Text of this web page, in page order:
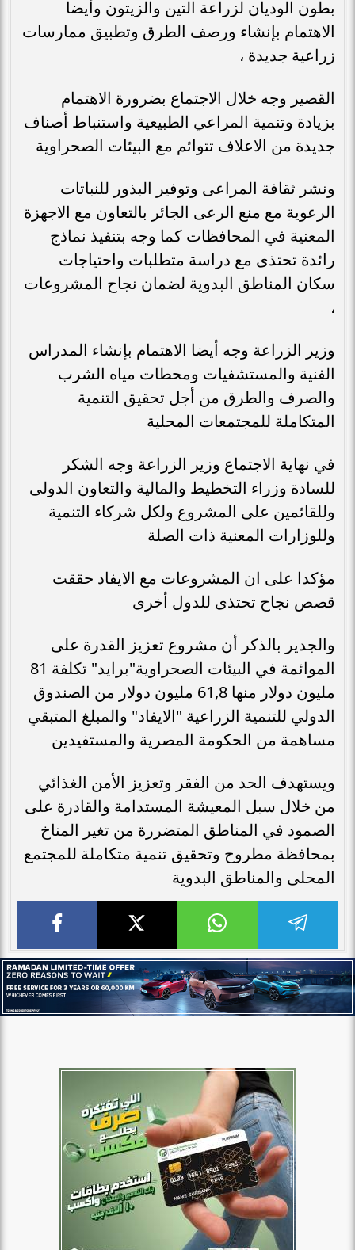
بطون الوديان لزراعة التين والزيتون وأيضا
الاهتمام بإنشاء ورصف الطرق وتطبيق ممارسات
زراعية جديدة ،
القصير وجه خلال الاجتماع بضرورة الاهتمام
بزيادة وتنمية المراعي الطبيعية واستنباط أصناف
جديدة من الاعلاف تتوائم مع البيئات الصحراوية
ونشر ثقافة المراعى وتوفير البذور للنباتات
الرعوية مع منع الرعى الجائر بالتعاون مع الاجهزة
المعنية في المحافظات كما وجه بتنفيذ نماذج
رائدة تحتذى مع دراسة متطلبات واحتياجات
سكان المناطق البدوية لضمان نجاح المشروعات
،
وزير الزراعة وجه أيضا الاهتمام بإنشاء المدراس
الفنية والمستشفيات ومحطات مياه الشرب
والصرف والطرق من أجل تحقيق التنمية
المتكاملة للمجتمعات المحلية
في نهاية الاجتماع وزير الزراعة وجه الشكر
للسادة وزراء التخطيط والمالية والتعاون الدولى
وللقائمين على المشروع ولكل شركاء التنمية
وللوزارات المعنية ذات الصلة
مؤكدا على ان المشروعات مع الايفاد حققت
قصص نجاح تحتذى للدول أخرى
والجدير بالذكر أن مشروع تعزيز القدرة على
الموائمة في البيئات الصحراوية"برايد" تكلفة 81
مليون دولار منها 61,8 مليون دولار من الصندوق
الدولي للتنمية الزراعية "الايفاد" والمبلغ المتبقي
مساهمة من الحكومة المصرية والمستفيدين
ويستهدف الحد من الفقر وتعزيز الأمن الغذائي
من خلال سبل المعيشة المستدامة والقادرة على
الصمود في المناطق المتضررة من تغير المناخ
بمحافظة مطروح وتحقيق تنمية متكاملة للمجتمع
المحلى والمناطق البدوية